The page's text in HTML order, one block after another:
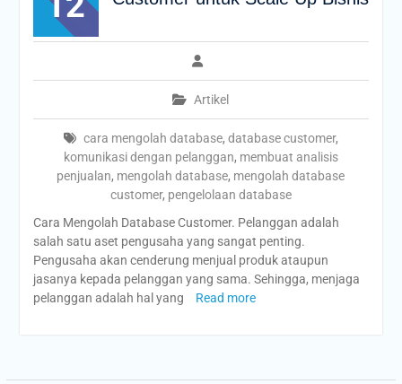
Artikel
cara mengolah database, database customer,
komunikasi dengan pelanggan, membuat analisis
penjualan, mengolah database, mengolah database
customer, pengelolaan database
Cara Mengolah Database Customer. Pelanggan adalah
salah satu aset pengusaha yang sangat penting.
Pengusaha akan cenderung menjual produk ataupun
jasanya kepada pelanggan yang sama. Sehingga, menjaga
pelanggan adalah hal yang
Read more